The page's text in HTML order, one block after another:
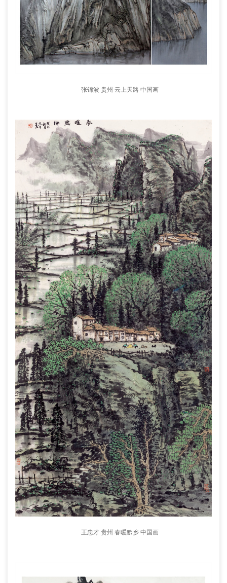
张锦波 贵州 云上天路 中国画
王忠才 贵州 春暖黔乡 中国画